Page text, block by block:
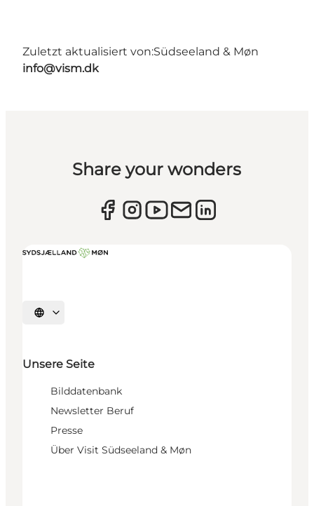
Zuletzt aktualisiert von:Südseeland & Møn
info@vism.dk
Share your wonders
Sprache auswählen
Unsere Seite
Bilddatenbank
Newsletter Beruf
Presse
Über Visit Südseeland & Møn